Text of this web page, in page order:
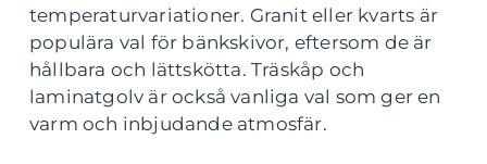
temperaturvariationer. Granit eller kvarts är
populära val för bänkskivor, eftersom de är
hållbara och lättskötta. Träskåp och
laminatgolv är också vanliga val som ger en
varm och inbjudande atmosfär.